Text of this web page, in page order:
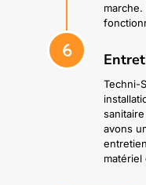
6
Techni-
avons